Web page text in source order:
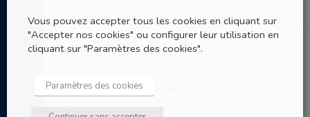
Entités rattachées
Eglise Saint-Pierre
Vous pouvez accepter tous les cookies en cliquant sur
"Accepter nos cookies" ou configurer leur utilisation en
cliquant sur "Paramètres des cookies".
Paramètres des cookies